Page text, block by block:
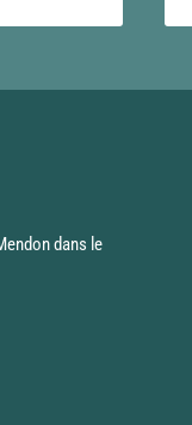
dans le